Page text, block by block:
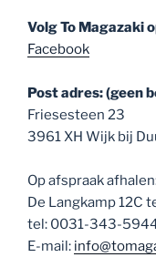
Volg To Magazaki
Facebook
Post adres: (geen
Friesesteen 23
3961 XH Wijk bij
Op afspraak
De Langkamp 12C
tel: 0031-343-
E-mail: